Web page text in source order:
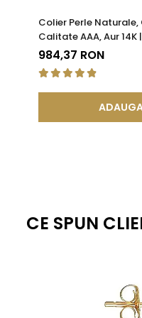
Tipul perlelor: Perle
Material: Perle
Dimensiune perle:
Calitate perle: AAA+
Colier Perle
Calitate AAA, Aur 14K
984,37 RON
CE SPUN